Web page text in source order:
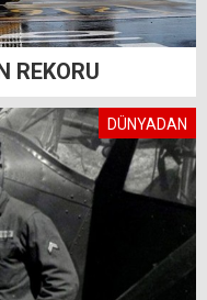
REKORU
DÜNYADAN